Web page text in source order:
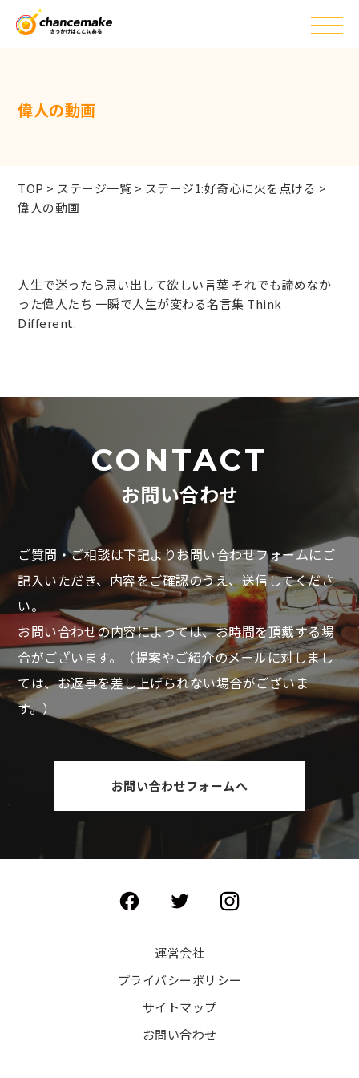
偉人の動画
TOP > ステージ一覧 > ステージ1:好奇心に火を点ける >
偉人の動画
人生で迷ったら思い出して欲しい言葉 それでも諦めなか
った偉人たち 一瞬で人生が変わる名言集 Think
Different.
CONTACT
お問い合わせ
ご質問・ご相談は下記よりお問い合わせフォームにご
記入いただき、内容をご確認のうえ、送信してくださ
い。
お問い合わせの内容によっては、お時間を頂戴する場
合がございます。
（提案やご紹介のメールに対しまし
ては、お返事を差し上げられない場合がございま
す。）
お問い合わせフォームへ
運営会社
プライバシーポリシー
サイトマップ
お問い合わせ